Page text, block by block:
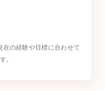
の経験や目標に合わせて
。